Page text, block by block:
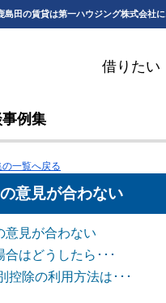
の賃貸は第一ハウジング株式会社に
借りたい
例集
一覧へ戻る
の意見が合わない
の意見が合わない
合はどうしたら･･･
控除の利用方法は･･･